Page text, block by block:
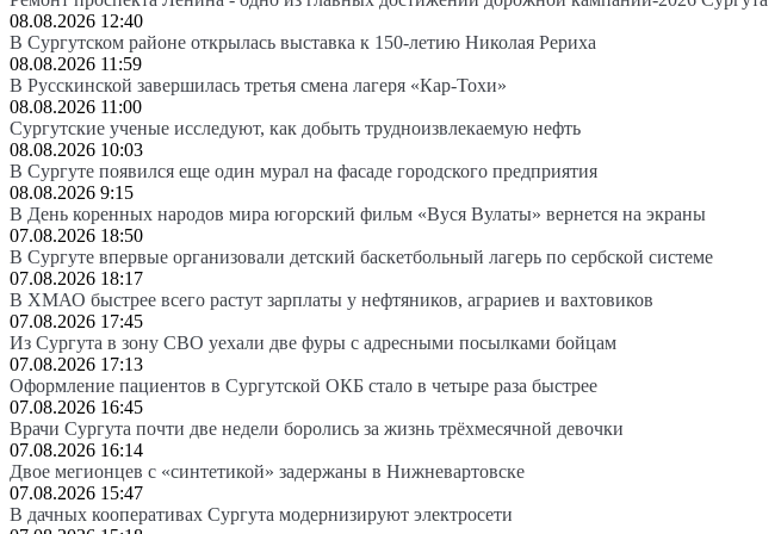
08.08.2026 12:40
В Сургутском районе открылась выставка к 150-летию Николая Рериха
08.08.2026 11:59
В Русскинской завершилась третья смена лагеря «Кар-Тохи»
08.08.2026 11:00
Сургутские ученые исследуют, как добыть трудноизвлекаемую нефть
08.08.2026 10:03
В Сургуте появился еще один мурал на фасаде городского предприятия
08.08.2026 9:15
В День коренных народов мира югорский фильм «Вуся Вулаты» вернется на экраны
07.08.2026 18:50
В Сургуте впервые организовали детский баскетбольный лагерь по сербской системе
07.08.2026 18:17
В ХМАО быстрее всего растут зарплаты у нефтяников, аграриев и вахтовиков
07.08.2026 17:45
Из Сургута в зону СВО уехали две фуры с адресными посылками бойцам
07.08.2026 17:13
Оформление пациентов в Сургутской ОКБ стало в четыре раза быстрее
07.08.2026 16:45
Врачи Сургута почти две недели боролись за жизнь трёхмесячной девочки
07.08.2026 16:14
Двое мегионцев с «синтетикой» задержаны в Нижневартовске
07.08.2026 15:47
В дачных кооперативах Сургута модернизируют электросети